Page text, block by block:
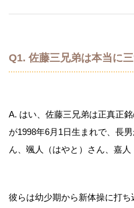
Q1. 佐藤三兄弟は本当に
A. はい、佐藤三兄弟は正真正
が1998年6月1日生まれで、長
ん、颯人（はやと）さん、嘉人
彼らは幼少期から新体操に打